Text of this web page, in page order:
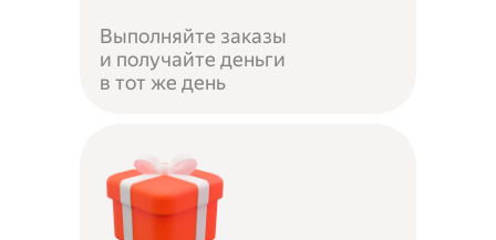
Выполняйте заказы
и получайте деньги
в тот же день